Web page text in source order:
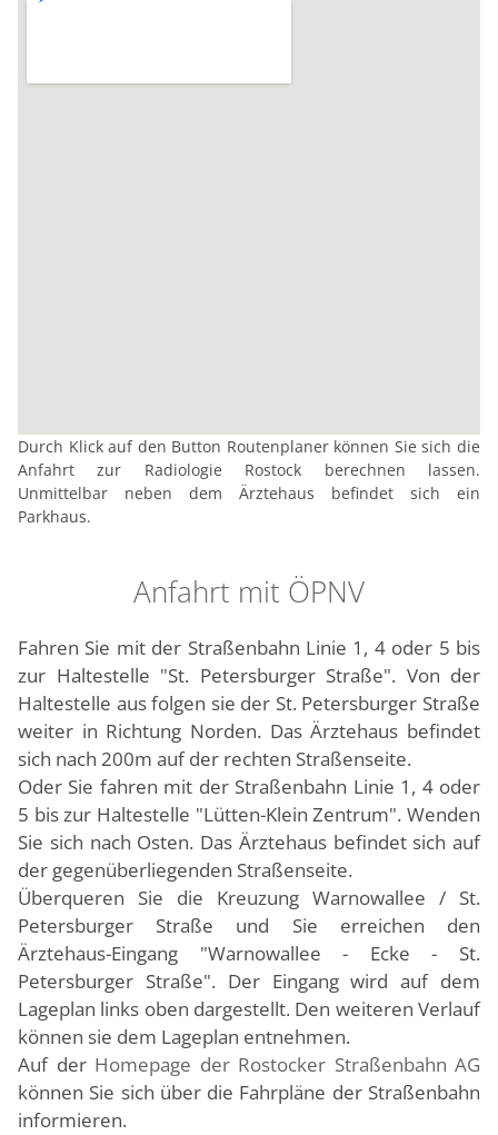
Durch Klick auf den Button Routenplaner können Sie sich die
Anfahrt zur Radiologie Rostock berechnen lassen.
Unmittelbar neben dem Ärztehaus befindet sich ein
Parkhaus.
Anfahrt mit ÖPNV
Fahren Sie mit der Straßenbahn Linie 1, 4 oder 5 bis
zur Haltestelle "St. Petersburger Straße". Von der
Haltestelle aus folgen sie der St. Petersburger Straße
weiter in Richtung Norden. Das Ärztehaus befindet
sich nach 200m auf der rechten Straßenseite.
Oder Sie fahren mit der Straßenbahn Linie 1, 4 oder
5 bis zur Haltestelle "Lütten-Klein Zentrum". Wenden
Sie sich nach Osten. Das Ärztehaus befindet sich auf
der gegenüberliegenden Straßenseite.
Überqueren Sie die Kreuzung Warnowallee / St.
Petersburger Straße und Sie erreichen den
Ärztehaus-Eingang "Warnowallee - Ecke - St.
Petersburger Straße". Der Eingang wird auf dem
Lageplan links oben dargestellt. Den weiteren Verlauf
können sie dem Lageplan entnehmen.
Auf der Homepage der Rostocker Straßenbahn AG
können Sie sich über die Fahrpläne der Straßenbahn
informieren.